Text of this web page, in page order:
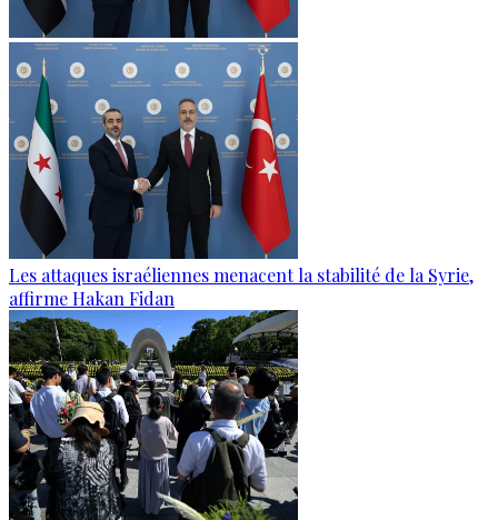
Les attaques israéliennes menacent la stabilité de la Syrie,
affirme Hakan Fidan